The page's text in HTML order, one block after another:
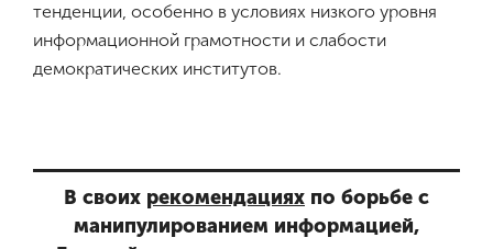
тенденции, особенно в условиях низкого уровня
информационной грамотности и слабости
демократических институтов.
В своих рекомендациях по борьбе с
манипулированием информацией,